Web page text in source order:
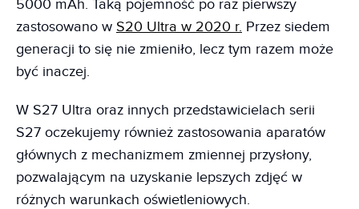
5000 mAh. Taką pojemność po raz pierwszy
zastosowano w S20 Ultra w 2020 r. Przez siedem
generacji to się nie zmieniło, lecz tym razem może
być inaczej.
W S27 Ultra oraz innych przedstawicielach serii
S27 oczekujemy również zastosowania aparatów
głównych z mechanizmem zmiennej przysłony,
pozwalającym na uzyskanie lepszych zdjęć w
różnych warunkach oświetleniowych.